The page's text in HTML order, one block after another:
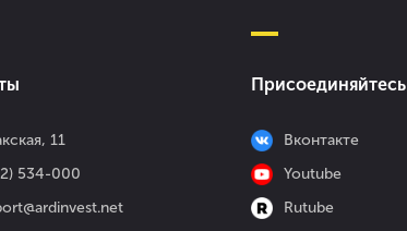
11
534-000
Присоединяйтесь
Вконтакте
Youtube
Rutube